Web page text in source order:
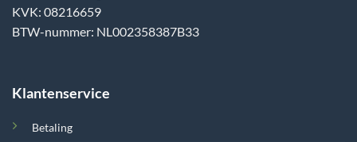
KVK: 08216659
BTW-nummer: NL002358387B33
Klantenservice
Betaling